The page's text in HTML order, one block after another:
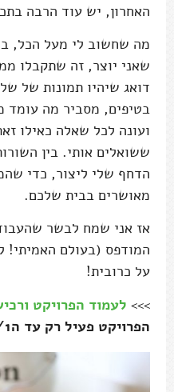
האחרון, יש עוד הרבה
מה שחשוב לי מעל הכל,
שאני יוצר, זה שתקבלו
דואג שיהיו תמונות של
בטיפים, מסביר מה עומד
ועונה לכל שאלה כאילו
ששואלים אותי. בין
הדחף שלי ליצור, כדי
מאושרים בבית שלכם.
אז אני שמח לבשר
המודפס (בעולם האמיתי!
על כרובית!
>>> לעמוד הפרויקט
הפרויקט פעיל רק עד ה24/1, אין הארכות)